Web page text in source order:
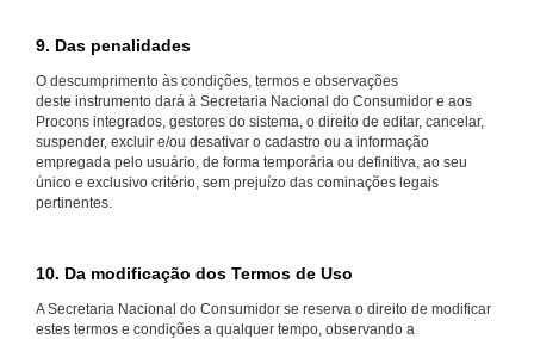
9. Das penalidades
O descumprimento às condições, termos e observações
deste instrumento dará à Secretaria Nacional do Consumidor e aos
Procons integrados, gestores do sistema, o direito de editar, cancelar,
suspender, excluir e/ou desativar o cadastro ou a informação
empregada pelo usuário, de forma temporária ou definitiva, ao seu
único e exclusivo critério, sem prejuízo das cominações legais
pertinentes.
10. Da modificação dos Termos de Uso
A Secretaria Nacional do Consumidor se reserva o direito de modificar
estes termos e condições a qualquer tempo, observando a